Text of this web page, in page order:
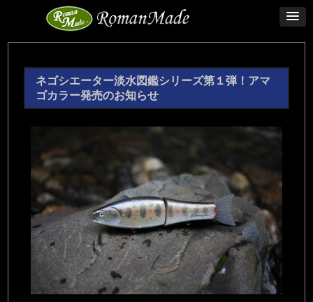
ネゴシエーター淡水図鑑シリーズ第１弾！アマ
ゴカラー発売のお知らせ